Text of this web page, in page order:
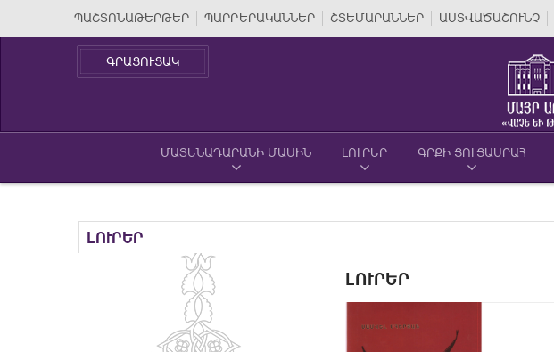
ՊԱՇՏՈՆԱԹԵՐԹԵՐ ՊԱՐԲԵՐԱԿԱՆՆԵՐ ՇՏԵՄԱՐԱՆՆԵՐ ԱՍՏՎԱԾԱՇՈՒՆՉ
ԳՐԱՑՈՒՑԱԿ
ՄԱՏԵՆԱԴԱՐԱՆԻ ՄԱՍԻՆ ԼՈՒՐԵՐ ԳՐՔԻ ՑՈՒՑԱՍՐԱՀ
ԼՈՒՐԵՐ
ԼՈՒՐԵՐ